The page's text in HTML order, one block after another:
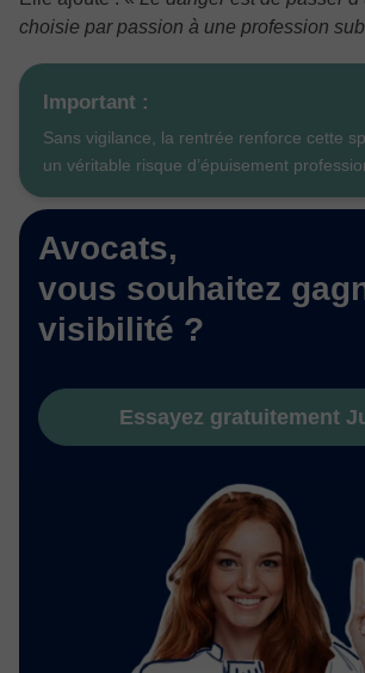
choisie par passion à une profession
Important :
Sans vigilance, la rentrée renforce cette
un véritable risque d’épuisement
Avocats,
vous souhaitez
visibilité ?
Essayez gratuitement